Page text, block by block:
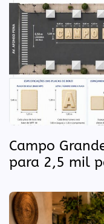
Campo
para 2,5 mil